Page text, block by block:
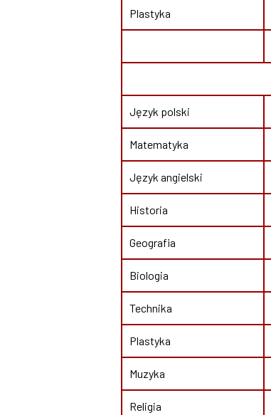
Plastyka
Język polski
Matematyka
Język angielski
Historia
Geografia
Biologia
Technika
Plastyka
Muzyka
Religia